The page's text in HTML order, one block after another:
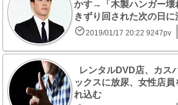
かす→「木製ハンガー壊
きずり回された次の日に
2019/01/17 20:22 9247pv
レンタルDVD店、カス
ックスに放尿、女性店
れ込む